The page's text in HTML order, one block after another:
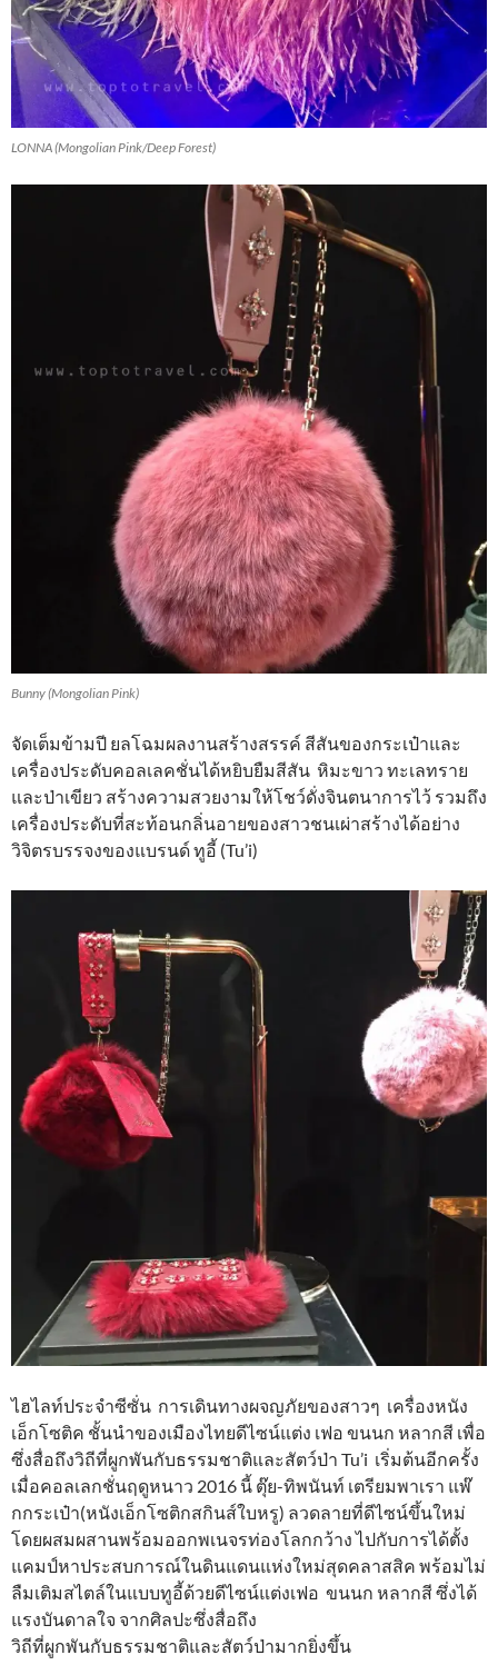
LONNA (Mongolian Pink/Deep Forest)
Bunny (Mongolian Pink)
จัดเต็มข้ามปี ยลโฉมผลงานสร้างสรรค์ สีสันของกระเป๋าและ
เครื่องประดับคอลเลคชั่นได้หยิบยืมสีสัน หิมะขาว ทะเลทราย
และป่าเขียว สร้างความสวยงามให้โชว์ดั่งจินตนาการไว้ รวมถึง
เครื่องประดับที่สะท้อนกลิ่นอายของสาวชนเผ่าสร้างได้อย่าง
วิจิตรบรรจงของแบรนด์ ทูอี้ (Tu’i)
ไฮไลท์ประจำซีซั่น การเดินทางผจญภัยของสาวๆ เครื่องหนัง
เอ็กโซติค ชั้นนำของเมืองไทยดีไซน์แต่ง เฟอ ขนนก หลากสี เพื่อ
ซึ่งสื่อถึงวิถีที่ผูกพันกับธรรมชาติและสัตว์ป่า Tu’i เริ่มต้นอีกครั้ง
เมื่อคอลเลกชั่นฤดูหนาว 2016 นี้ ตุ๊ย-ทิพนันท์ เตรียมพาเรา แพ๊
กกระเป๋า(หนังเอ็กโซติกสกินส์ใบหรู) ลวดลายที่ดีไซน์ขึ้นใหม่
โดยผสมผสานพร้อมออกพเนจรท่องโลกกว้าง ไปกับการได้ตั้ง
แคมป์หาประสบการณ์ในดินแดนแห่งใหม่สุดคลาสสิค พร้อมไม่
ลืมเติมสไตล์ในแบบทูอี้ด้วยดีไซน์แต่งเฟอ ขนนก หลากสี ซึ่งได้
แรงบันดาลใจ จากศิลปะซึ่งสื่อถึง
วิถีที่ผูกพันกับธรรมชาติและสัตว์ป่ามากยิ่งขึ้น